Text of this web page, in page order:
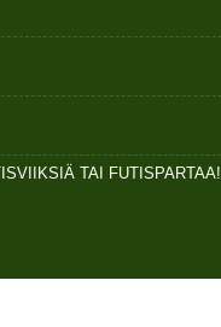
TAI FUTISPARTAA!